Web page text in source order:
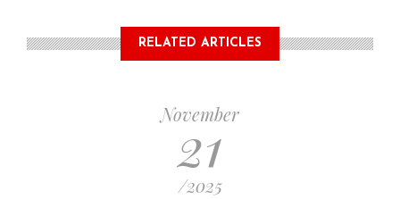
RELATED ARTICLES
November
21
/2025